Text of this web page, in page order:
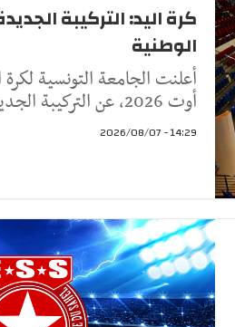
كرة اليد: التركيبة
الوطنية
أوت 2026، عن التركيبة الجديدة لمكتب الرابطة الو
14:29 - 2026/08/07